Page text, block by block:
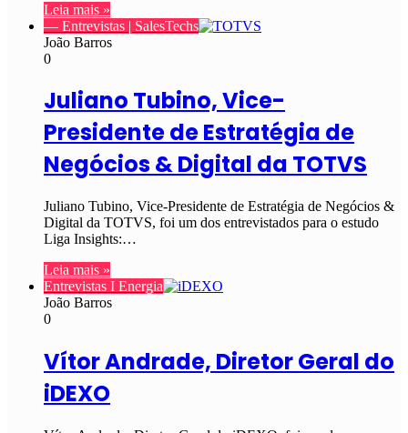
Leia mais »
— Entrevistas | SalesTechs
João Barros
0
Juliano Tubino, Vice-
Presidente de Estratégia de
Negócios & Digital da TOTVS
Juliano Tubino, Vice-Presidente de Estratégia de Negócios &
Digital da TOTVS, foi um dos entrevistados para o estudo
Liga Insights:…
Leia mais »
Entrevistas I Energia
João Barros
0
Vítor Andrade, Diretor Geral do
iDEXO